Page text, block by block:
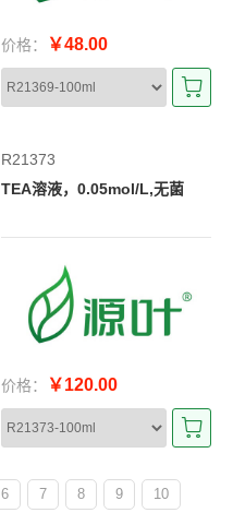
价格： ￥48.00
R21373
TEA溶液，0.05mol/L,无菌
价格： ￥120.00
6 7 8 9 10